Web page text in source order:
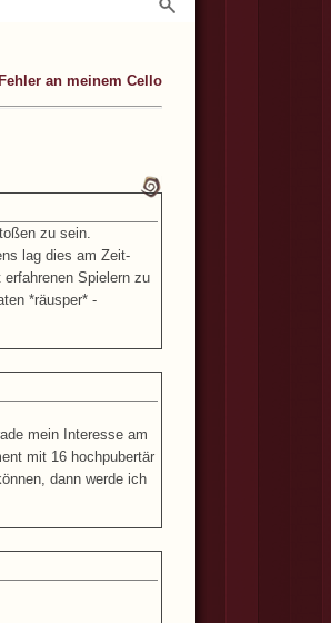
an meinem Cello
zu sein.
lag dies am Zeit-
Spielern zu
*räusper* -
mein Interesse am
mit 16 hochpubertär
dann werde ich